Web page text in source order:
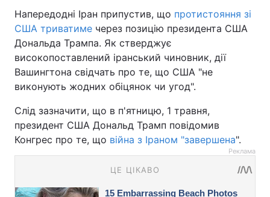
Напередодні Іран припустив, що протистояння зі
США триватиме через позицію президента США
Дональда Трампа. Як стверджує
високопоставлений іранський чиновник, дії
Вашингтона свідчать про те, що США "не
виконують жодних обіцянок чи угод".
Слід зазначити, що в п'ятницю, 1 травня,
президент США Дональд Трамп повідомив
Конгрес про те, що війна з Іраном "завершена".
Реклама